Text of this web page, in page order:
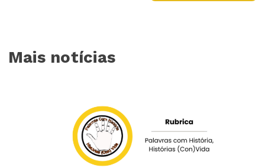
Mais notícias